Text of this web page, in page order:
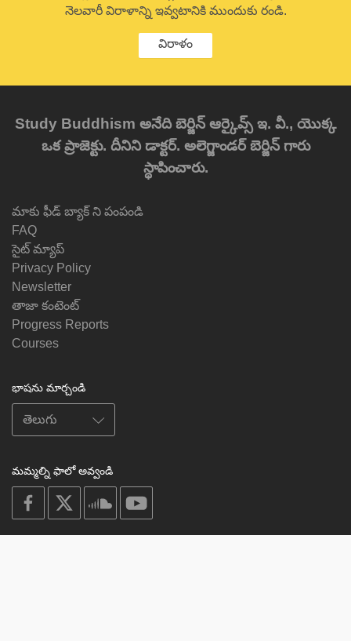
నెలవారీ విరాళాన్ని ఇవ్వటానికి ముందుకు రండి.
విరాళం
Study Buddhism అనేది బెర్జిన్ ఆర్కైవ్స్ ఇ. వీ., యొక్క
ఒక ప్రాజెక్టు. దీనిని డాక్టర్. అలెగ్జాండర్ బెర్జిన్ గారు
స్థాపించారు.
మాకు ఫీడ్ బ్యాక్ ని పంపండి
FAQ
సైట్ మ్యాప్
Privacy Policy
Newsletter
తాజా కంటెంట్
Progress Reports
Courses
భాషను మార్చండి
మమ్మల్ని ఫాలో అవ్వండి
on
facebook
soundcloud